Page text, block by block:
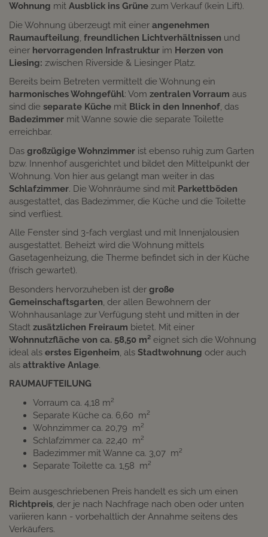
Wohnung mit Ausblick ins Grüne zum Verkauf (kein Lift).
Die Wohnung überzeugt mit einer angenehmen
Raumaufteilung, freundlichen Lichtverhältnissen und
einer hervorragenden Infrastruktur im Herzen von
Liesing: zwischen Riverside & Liesinger Platz.
Bereits beim Betreten vermittelt die Wohnung ein
harmonisches Wohngefühl: Vom zentralen Vorraum aus
sind die separate Küche mit Blick in den Innenhof, das
Badezimmer mit Wanne sowie die separate Toilette
erreichbar.
Das großzügige Wohnzimmer ist ebenso ruhig zum Garten
bzw. Innenhof ausgerichtet und bildet den Mittelpunkt der
Wohnung. Von hier aus gelangt man weiter in das
Schlafzimmer. Die Wohnräume sind mit Parkettböden
ausgestattet, das Badezimmer, die Küche und die Toilette
sind verfliest.
Alle Fenster sind 3-fach verglast und mit Innenjalousien
ausgestattet. Beheizt wird die Wohnung mittels
Gasetagenheizung, die Therme befindet sich in der Küche
(frisch gewartet).
Besonders hervorzuheben ist der große
Gemeinschaftsgarten, der allen Bewohnern der
Wohnhausanlage zur Verfügung steht und mitten in der
Stadt zusätzlichen Freiraum bietet. Mit einer
Wohnnutzfläche von ca. 58,50 m² eignet sich die Wohnung
ideal als erstes Eigenheim, als Stadtwohnung oder auch
als attraktive Anlage.
RAUMAUFTEILUNG
Vorraum ca. 4,18 m²
Separate Küche ca. 6,60 m²
Wohnzimmer ca. 20,79 m²
Schlafzimmer ca. 22,40 m²
Badezimmer mit Wanne ca. 3,07 m²
Separate Toilette ca. 1,58 m²
Beim ausgeschriebenen Preis handelt es sich um einen
Richtpreis, der je nach Nachfrage nach oben oder unten
variieren kann - vorbehaltlich der Annahme seitens des
Verkäufers.